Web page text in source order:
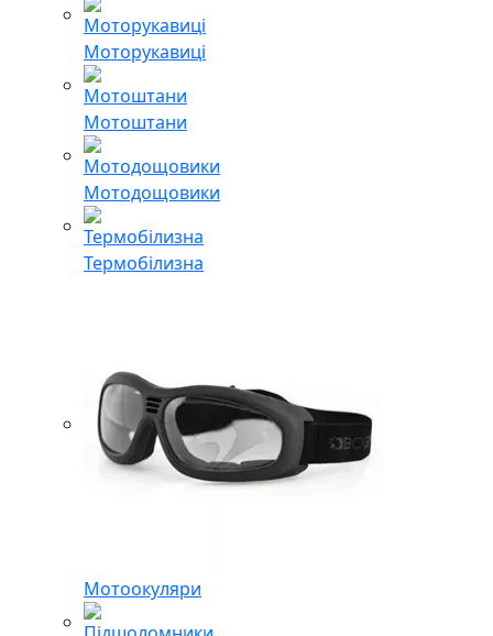
Моторукавиці
Мотоштани
Мотодощовики
Термобілизна
Мотоокуляри